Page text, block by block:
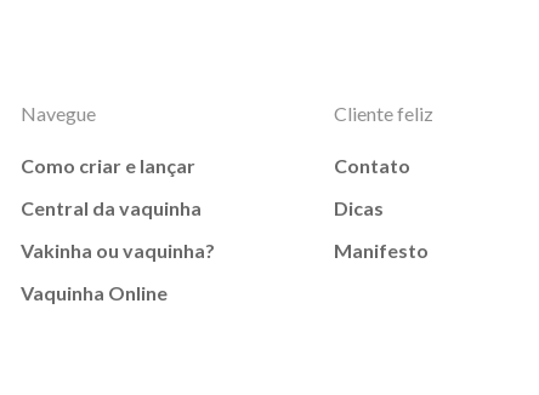
Navegue
Como criar e lançar
Central da vaquinha
Vakinha ou vaquinha?
Vaquinha Online
Cliente feliz
Contato
Dicas
Manifesto